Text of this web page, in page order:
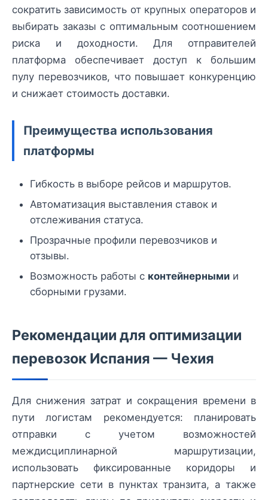
сократить зависимость от крупных операторов и
выбирать заказы с оптимальным соотношением
риска и доходности. Для отправителей
платформа обеспечивает доступ к большим
пулу перевозчиков, что повышает конкуренцию
и снижает стоимость доставки.
Преимущества использования
платформы
Гибкость в выборе рейсов и маршрутов.
Автоматизация выставления ставок и
отслеживания статуса.
Прозрачные профили перевозчиков и
отзывы.
Возможность работы с контейнерными и
сборными грузами.
Рекомендации для оптимизации
перевозок Испания — Чехия
Для снижения затрат и сокращения времени в
пути логистам рекомендуется: планировать
отправки с учетом возможностей
междисциплинарной маршрутизации,
использовать фиксированные коридоры и
партнерские сети в пунктах транзита, а также